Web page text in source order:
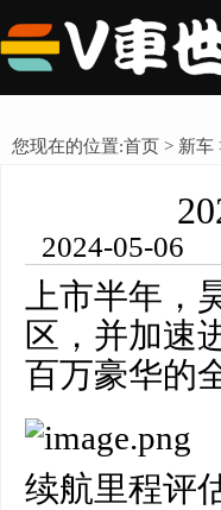
您现在的位置:首页 > 新车
上市半年
区，并加速
百万豪华的
续航里程评